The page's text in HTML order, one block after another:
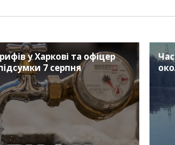
у Харкові та офіцер
7 серпня